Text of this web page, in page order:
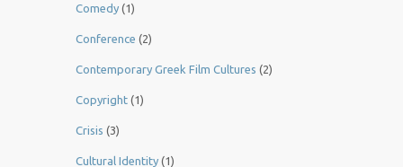
Comedy (1)
Conference (2)
Contemporary Greek Film Cultures (2)
Copyright (1)
Crisis (3)
Cultural Identity (1)